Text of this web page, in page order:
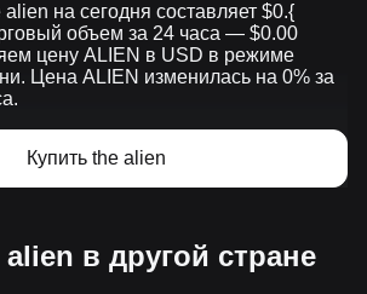
на сегодня составляет $0.{​
объем за 24 часа — $0.00
цену ALIEN в USD в режиме
Цена ALIEN изменилась на 0% за
Купить the alien
в другой стране